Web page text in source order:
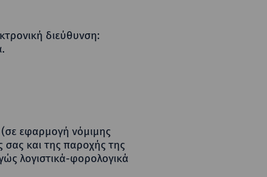
διεύθυνση:
(σε εφαρμογή νόμιμης
και της παροχής της
λογιστικά-φορολογικά